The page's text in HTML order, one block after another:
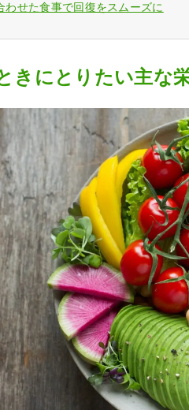
わせた食事で回復をスムーズに
きにとりたい主な